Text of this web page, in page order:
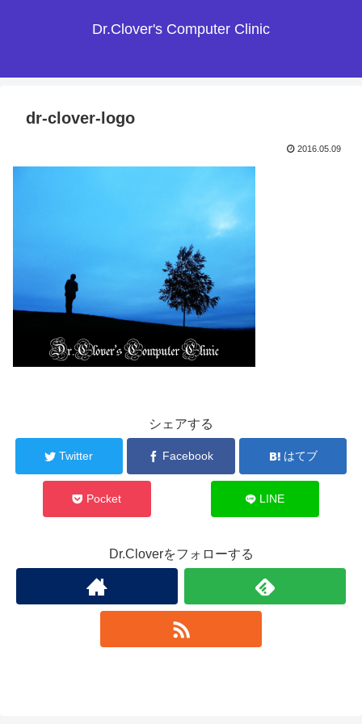
Dr.Clover's Computer Clinic
dr-clover-logo
2016.05.09
シェアする
Twitter Facebook はてブ
Pocket LINE
Dr.Cloverをフォローする